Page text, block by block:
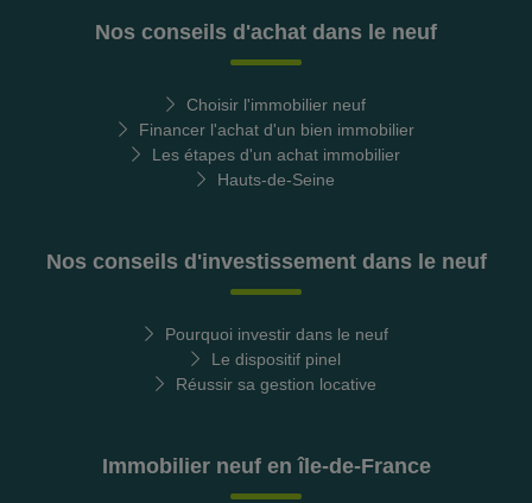
Nos conseils d'achat dans le neuf
Choisir l'immobilier neuf
Financer l'achat d'un bien immobilier
Les étapes d'un achat immobilier
Hauts-de-Seine
Nos conseils d'investissement dans le neuf
Pourquoi investir dans le neuf
Le dispositif pinel
Réussir sa gestion locative
Immobilier neuf en île-de-France